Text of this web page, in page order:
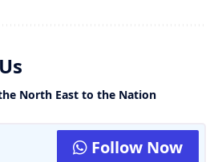
North East to the Nation
Follow Now